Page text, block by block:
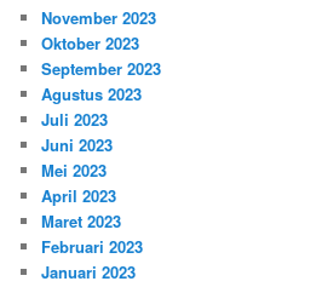
November 2023
Oktober 2023
September 2023
Agustus 2023
Juli 2023
Juni 2023
Mei 2023
April 2023
Maret 2023
Februari 2023
Januari 2023